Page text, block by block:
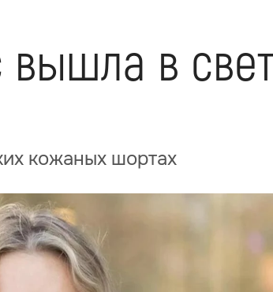
в
кожаных шортах